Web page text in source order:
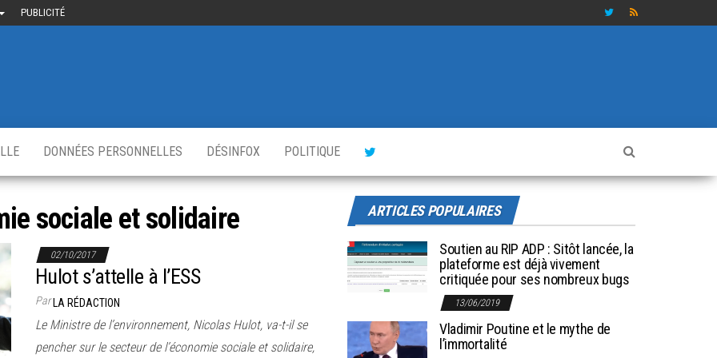
PUBLICITÉ
DONNÉES PERSONNELLES DÉSINFOX POLITIQUE
sociale et solidaire
02/10/2017
Hulot s’attelle à l’ESS
ParLA RÉDACTION
Le Ministre de l’environnement, Nicolas Hulot, va-t-il se
pencher sur le secteur de l’économie sociale et solidaire,
ARTICLES POPULAIRES
Soutien au RIP ADP : Sitôt lancée, la
plateforme est déjà vivement
critiquée pour ses nombreux bugs
13/06/2019
Vladimir Poutine et le mythe de
l’immortalité